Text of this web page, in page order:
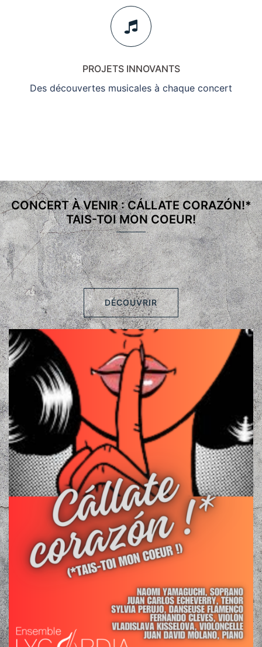
PROJETS INNOVANTS
Des découvertes musicales à chaque concert
CONCERT À VENIR : CÁLLATE CORAZÓN!*
TAIS-TOI MON COEUR!
DÉCOUVRIR